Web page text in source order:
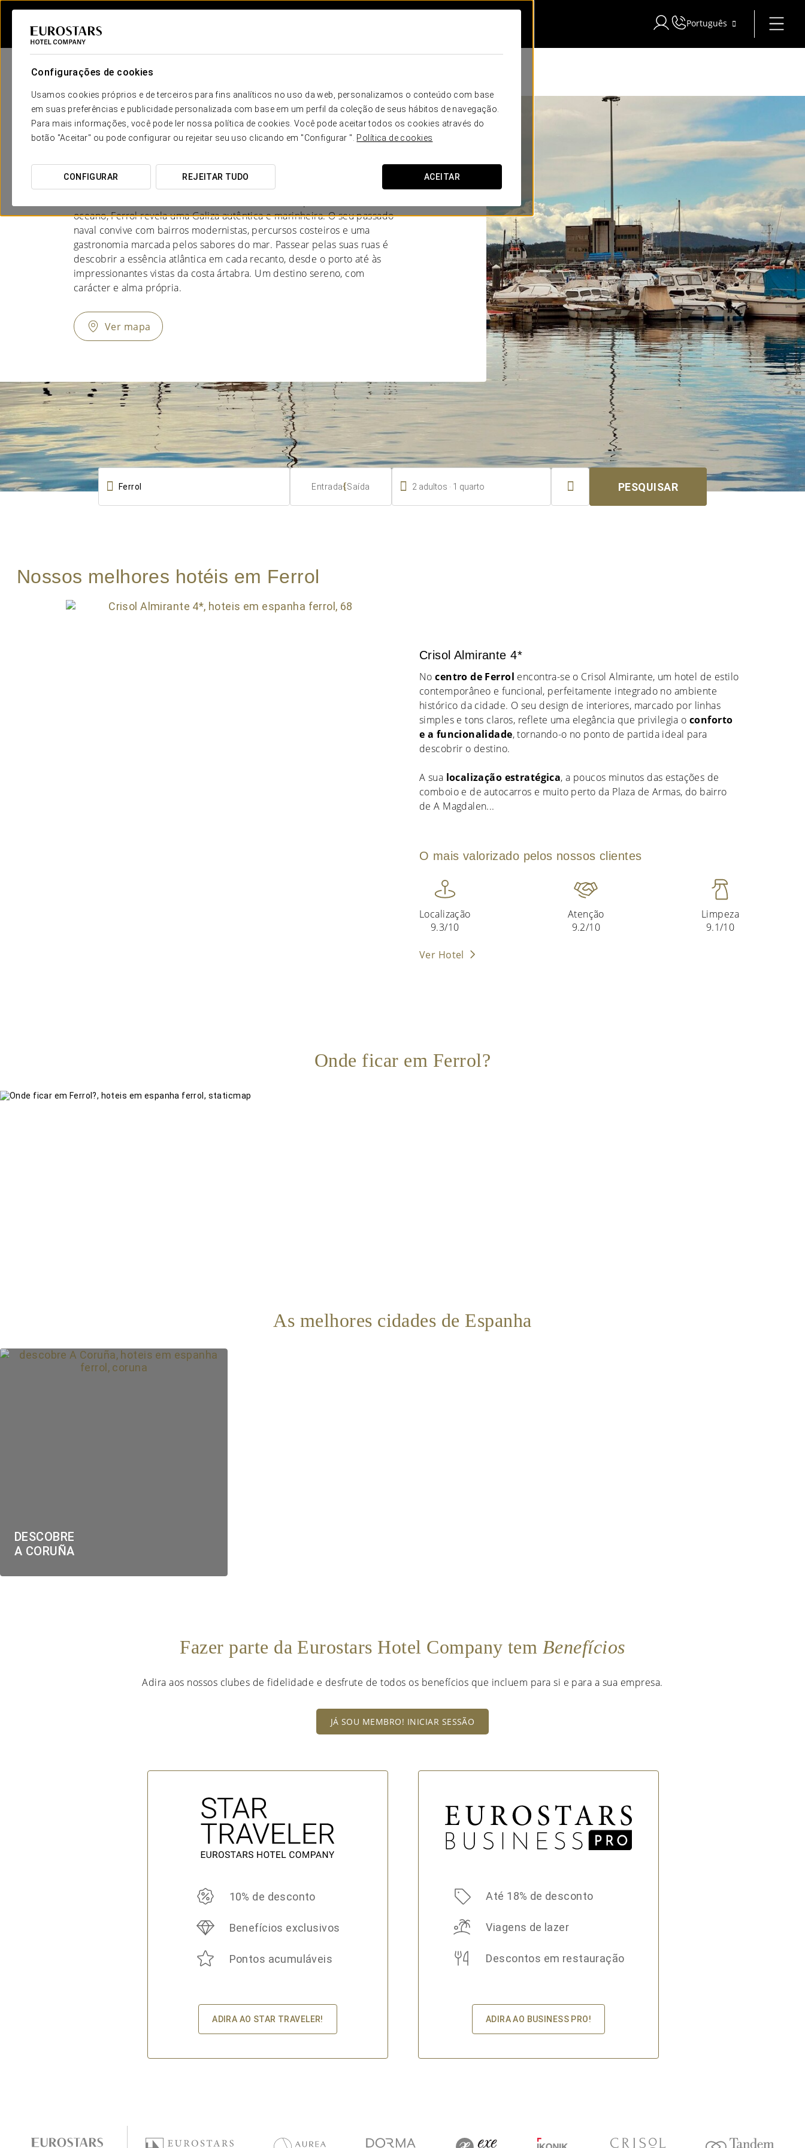
Configurações de cookies
Usamos cookies próprios e de terceiros para fins analíticos no uso da web, personalizamos o conteúdo com base
em suas preferências e publicidade personalizada com base em um perfil da coleção de seus hábitos de navegação.
Para mais informações, você pode ler nossa política de cookies. Você pode aceitar todos os cookies através do
botão "Aceitar" ou pode configurar ou rejeitar seu uso clicando em "Configurar ". Política de cookies
CONFIGURAR REJEITAR TUDO ACEITAR
Iniciar sessão no Star Traveler ou
Português
Hotéis em Ferrol
ONDE O ATLÂNTICO DEIXA A SUA MARCA
oceano, Ferrol revela uma Galiza autêntica e marinheira. O seu passado
naval convive com bairros modernistas, percursos costeiros e uma
gastronomia marcada pelos sabores do mar. Passear pelas suas ruas é
descobrir a essência atlântica em cada recanto, desde o porto até às
impressionantes vistas da costa ártabra. Um destino sereno, com
carácter e alma própria.
Ver mapa
 Entrada{Saída  2 adultos 1 quarto  PESQUISAR
Nossos melhores hotéis em Ferrol
Crisol Almirante 4*
Nocentro de Ferrol encontra-se o Crisol Almirante, um hotel de estilo
contemporâneo e funcional, perfeitamente integrado no ambiente
histórico da cidade. O seu design de interiores, marcado por linhas
simples e tons claros, reflete uma elegância que privilegia oconforto
e a funcionalidade, tornando-o no ponto de partida ideal para
descobrir o destino.
A sua localização estratégica, a poucos minutos das estações de
comboio e de autocarros e muito perto da Plaza de Armas, do bairro
de A Magdalen...
O mais valorizado pelos nossos clientes
Localização
9.3/10
Atenção
9.2/10
Limpeza
9.1/10
Ver Hotel
Onde ficar em Ferrol?
As melhores cidades de Espanha
DESCOBRE
A CORUÑA
Fazer parte da Eurostars Hotel Company tem Benefícios
Adira aos nossos clubes de fidelidade e desfrute de todos os benefícios que incluem para si e para a sua empresa.
JÁ SOU MEMBRO! INICIAR SESSÃO
10% de desconto
Benefícios exclusivos
Pontos acumuláveis
ADIRA AO STAR TRAVELER!
Até 18% de desconto
Viagens de lazer
Descontos em restauração
ADIRA AO BUSINESS PRO!